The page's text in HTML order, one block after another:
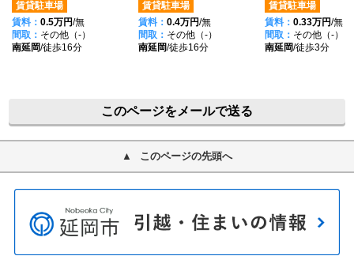
賃貸駐車場
賃料： 0.5万円/無
間取： その他（-）
南延岡/徒歩16分
賃貸駐車場
賃料： 0.4万円/無
間取： その他（-）
南延岡/徒歩16分
賃貸駐車場
賃料： 0.33万円/無
間取： その他（-）
南延岡/徒歩3分
このページをメールで送る
このページの先頭へ